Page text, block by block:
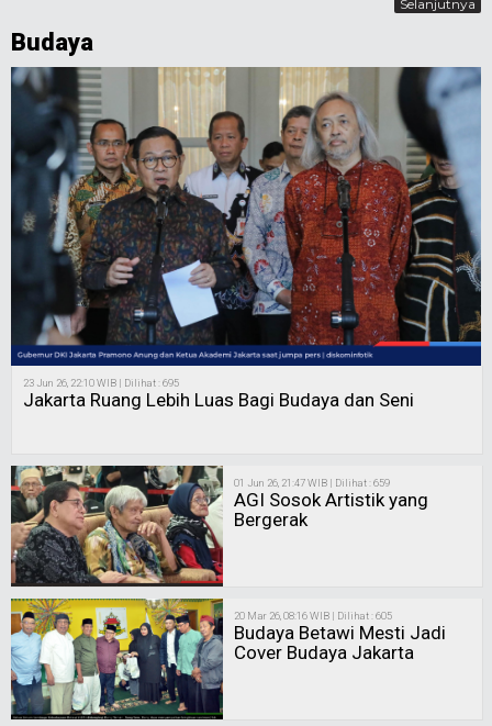
Selanjutnya
Budaya
23 Jun 26, 22:10 WIB | Dilihat : 695
Jakarta Ruang Lebih Luas Bagi Budaya dan Seni
01 Jun 26, 21:47 WIB | Dilihat : 659
AGI Sosok Artistik yang
Bergerak
20 Mar 26, 08:16 WIB | Dilihat : 605
Budaya Betawi Mesti Jadi
Cover Budaya Jakarta